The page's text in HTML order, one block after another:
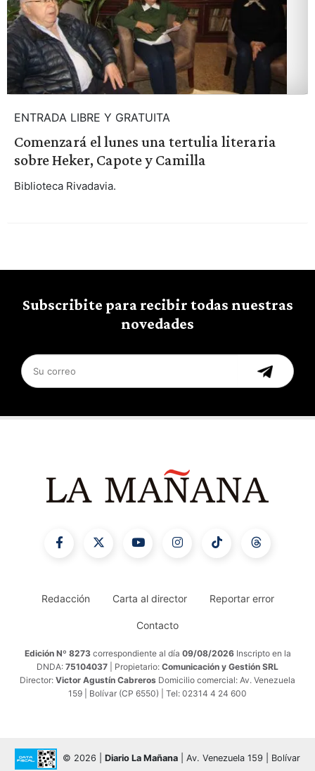
ENTRADA LIBRE Y GRATUITA
Comenzará el lunes una tertulia literaria
sobre Heker, Capote y Camilla
Biblioteca Rivadavia.
Subscribite para recibir todas nuestras
novedades
Redacción Carta al director Reportar error
Contacto
Edición Nº 8273 correspondiente al día 09/08/2026 Inscripto en la
DNDA: 75104037 | Propietario: Comunicación y Gestión SRL
Director: Victor Agustín Cabreros Domicilio comercial: Av. Venezuela
159 | Bolívar (CP 6550) | Tel: 02314 4 24 600
© 2026 | Diario La Mañana | Av. Venezuela 159 | Bolívar